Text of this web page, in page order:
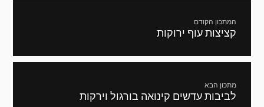
המתכון הקודם
מתכון
קציצות עוף ירוקות
מתכון הבא
המתכון
לביבות עדשים קינואה בורגול וירקות